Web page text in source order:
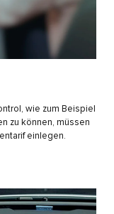
wie zum Beispiel
zu können, müssen
einlegen.